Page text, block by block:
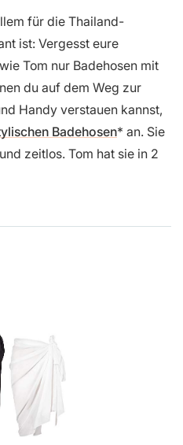
für die Thailand-
ist: Vergesst eure
Tom nur Badehosen mit
du auf dem Weg zur
Handy verstauen kannst,
Badehosen an. Sie
zeitlos. Tom hat sie in 2